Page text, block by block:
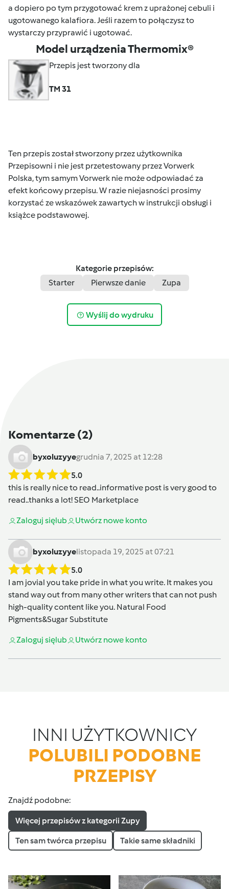
a dopiero po tym przygotować krem z uprażonej cebuli i
ugotowanego kalafiora. Jeśli razem to połączysz to
wystarczy przyprawić i ugotować.
Model urządzenia Thermomix®
Przepis jest tworzony dla
TM 31
Ten przepis został stworzony przez użytkownika
Przepisowni i nie jest przetestowany przez Vorwerk
Polska, tym samym Vorwerk nie może odpowiadać za
efekt końcowy przepisu. W razie niejasności prosimy
korzystać ze wskazówek zawartych w instrukcji obsługi i
książce podstawowej.
Kategorie przepisów:
Starter
Pierwsze danie Zupa
Wyślij do wydruku
Komentarze(2)
byxoluzyyegrudnia 7, 2025 at 12:28
5.0
this is really nice to read..informative post is very good to
read..thanks a lot!SEO Marketplace
Zaloguj sięlub Utwórz nowe konto
byxoluzyyelistopada 19, 2025 at 07:21
5.0
I am jovial you take pride in what you write. It makes you
stand way out from many other writers that can not push
high-quality content like you. Natural Food
Pigments&Sugar Substitute
Zaloguj sięlub Utwórz nowe konto
INNI UŻYTKOWNICY
POLUBILI PODOBNE
PRZEPISY
Znajdź podobne:
Więcej przepisów z kategorii Zupy
Ten sam twórca przepisu Takie same składniki